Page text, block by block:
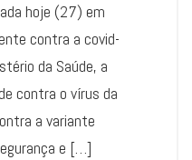
hoje (27) em
contra a covid-
da Saúde, a
contra o vírus da
a variante
e […]